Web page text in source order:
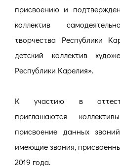
присвоению и
коллектив
творчества Республики
детский коллектив
Республики Карелия».
К участию в
приглашаются
присвоение данных
имеющие звания,
2019 года.